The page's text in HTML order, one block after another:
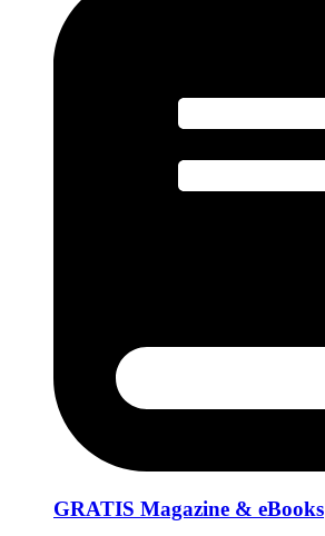
GRATIS Magazine & eBooks